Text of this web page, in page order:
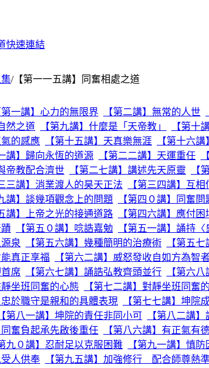
快速連結
/【第一一五講】同奮相處之道
第一講】心力的無限界 【第二講】無常的人世
然之道 【第九講】什麼是「天帝教」 【第十
氣的感應 【第十五講】天真樂無涯 【第十六
講】歸向永恆的道源 【第二二講】天運重任
帝教配合濟世
【第二七講】講述先天原靈 【
三講】消業渡人的昊天正法 【第三四講】互
講】談幾項觀念上的問題 【第四０講】同奮問
講】上帝之光的接通道路 【第四六講】應付
【第五０講】唸誥嘉勉 【第五一講】誦持
泉 【第五六講】幾種簡明的治療術 【第五
真正享福 【第六二講】威怒發收自如方為智
首席 【第六七講】誦誥弘教齊頭並行 【第六
靜坐班同奮的心態 【第七二講】對靜坐班同奮
於職守是親和的具體表現 【第七七講】坤
【第八一講】坤院的責任非同小可 【第八二講
奮負起承先啟後重任 【第八六講】有正氣
九０講】忍耐足以克服困難 【第九一講】慎
受人供奉 【第九五講】加強修行 配合師尊熱